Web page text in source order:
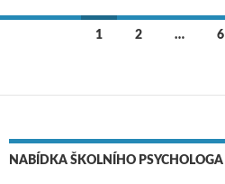
1 2 … 6
NABÍDKA ŠKOLNÍHO PSYCHOLOGA